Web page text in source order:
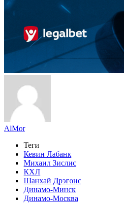
AlMor
Теги
Кевин Лабанк
Михаил Зислис
КХЛ
Шанхай Дрэгонс
Динамо-Минск
Динамо-Москва